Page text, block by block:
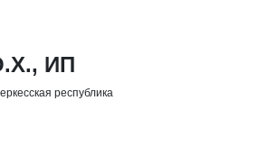
сайту
о компании
ИП
республика